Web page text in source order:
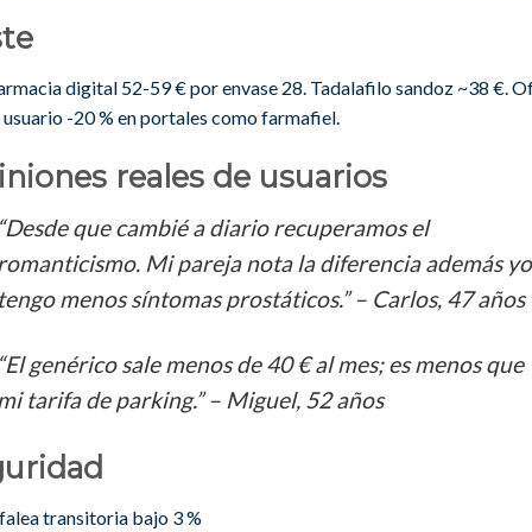
digital 52-59 € por envase 28. Tadalafilo sandoz ~38 €.
usuario -20 % en portales como farmafiel.
reales de usuarios
que cambié a diario recuperamos el
Mi pareja nota la diferencia además yo
menos síntomas prostáticos.” – Carlos, 47 años
genérico sale menos de 40 € al mes; es menos que
tarifa de parking.” – Miguel, 52 años
transitoria bajo 3 %